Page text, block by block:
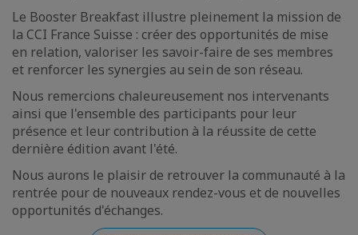
Le Booster Breakfast illustre pleinement la mission de
la CCI France Suisse : créer des opportunités de mise
en relation, valoriser les savoir-faire de ses membres
et renforcer les synergies au sein de son réseau.
Nous remercions chaleureusement nos intervenants
ainsi que l'ensemble des participants pour leur
présence et leur contribution à la réussite de cette
dernière édition avant l'été.
Nous aurons le plaisir de retrouver la communauté à la
rentrée pour de nouveaux rendez-vous et de nouvelles
opportunités d'échanges.